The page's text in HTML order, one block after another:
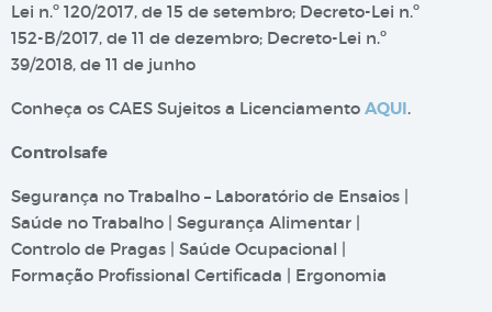
Lei n.º 120/2017, de 15 de setembro; Decreto-Lei n.º
152-B/2017, de 11 de dezembro; Decreto-Lei n.º
39/2018, de 11 de junho
Conheça os CAES Sujeitos a Licenciamento AQUI.
Controlsafe
Segurança no Trabalho – Laboratório de Ensaios |
Saúde no Trabalho | Segurança Alimentar |
Controlo de Pragas | Saúde Ocupacional |
Formação Profissional Certificada | Ergonomia